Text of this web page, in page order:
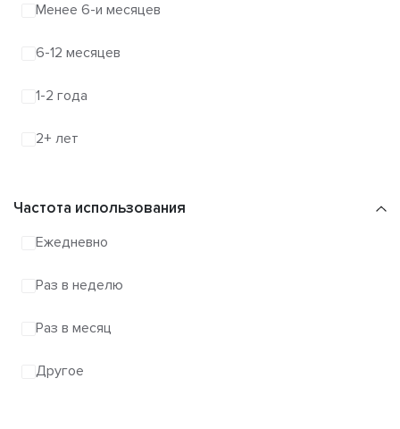
Менее 6-и месяцев
6-12 месяцев
1-2 года
2+ лет
Частота использования
Ежедневно
Раз в неделю
Раз в месяц
Другое